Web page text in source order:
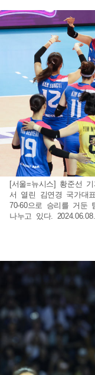
[서울=뉴시스] 황준선
서 열린 김연경 국가대
70-60으로 승리를 거둔
나누고 있다. 2024.06.08.